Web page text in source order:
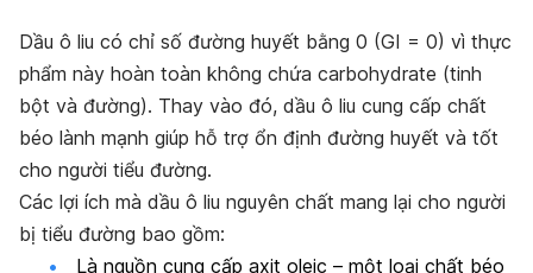
Dầu ô liu có chỉ số đường huyết bằng 0 (GI = 0) vì thực
phẩm này hoàn toàn không chứa carbohydrate (tinh
bột và đường). Thay vào đó, dầu ô liu cung cấp chất
béo lành mạnh giúp hỗ trợ ổn định đường huyết và tốt
cho người tiểu đường.
Các lợi ích mà dầu ô liu nguyên chất mang lại cho người
bị tiểu đường bao gồm:
Là nguồn cung cấp axit oleic – một loại chất béo